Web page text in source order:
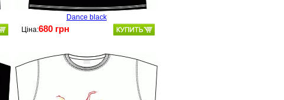
Dance black
Ціна:680 грн